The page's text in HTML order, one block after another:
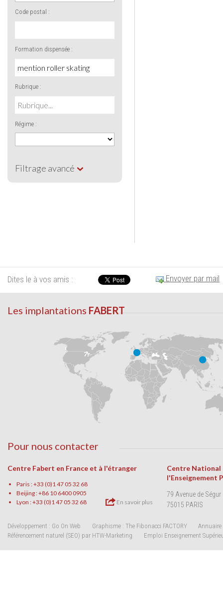
Code postal :
Formation dispensée :
Rubrique :
Régime :
Filtrage avancé
Dites le à vos amis : Envoyer par mail
Les implantations FABERT
Pour nous contacter
Centre Fabert en France et à l'étranger
Paris : +33 (0)1 47 05 32 68
Beijing : +86 10 6400 0905
Lyon : +33 (0)1 47 05 32 68
En savoir plus
Centre National
l'Enseignement
79 Avenue de Ségur
75015 PARIS
Développement : Go On Web Graphisme : The Fibonacci FACTORY
Annuaire
Référencement naturel (SEO) par HTW-Marketing
Emploi Enseignement